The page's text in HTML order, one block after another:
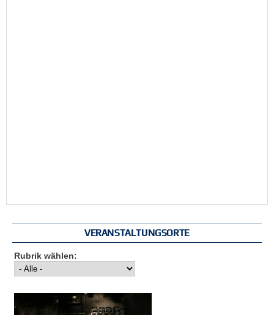
VERANSTALTUNGSORTE
Rubrik wählen: